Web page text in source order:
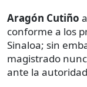
Aragón Cutiño
conforme a los
Sinaloa; sin
magistrado
ante la